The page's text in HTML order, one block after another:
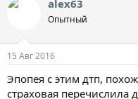
alex63
Опытный
15 Авг 2016
Эпопея с этим дтп,
страховая перечислила